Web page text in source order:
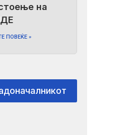
на
ПОВЕЌЕ »